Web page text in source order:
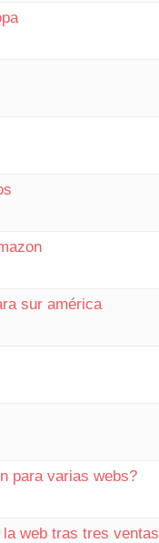
sur américa
para varias webs?
web tras tres ventas